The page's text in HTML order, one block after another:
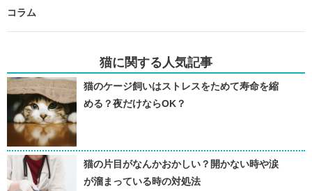
コラム
猫に関する人気記事
猫のケージ飼いはストレスをためて寿命を縮
める？夜だけならOK？
猫の片目がなんかおかしい？開かない時や涙
が溜まっている時の対処法